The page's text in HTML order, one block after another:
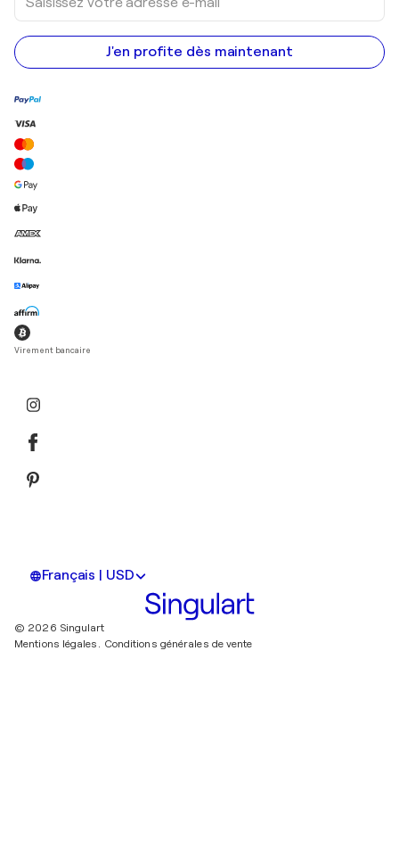
votre
adresse
e-
mail
J'en profite dès maintenant
Virement bancaire
Français | USD
© 2026 Singulart
Mentions légales. Conditions générales de vente